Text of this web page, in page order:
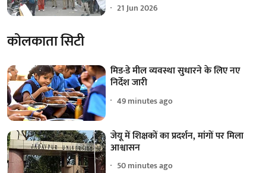
21 Jun 2026
कोलकाता सिटी
मिड-डे मील व्यवस्था सुधारने के लिए नए
निर्देश जारी
49 minutes ago
जेयू में शिक्षकों का प्रदर्शन, मांगों पर मिला
आश्वासन
50 minutes ago